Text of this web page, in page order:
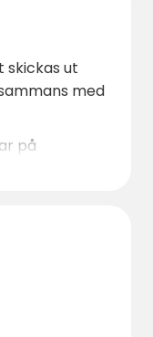
skickas ut
med
på